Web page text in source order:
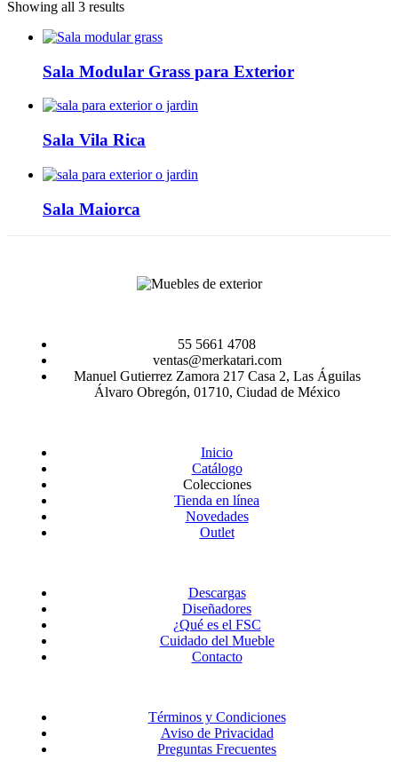
Showing all 3 results
Sala Modular Grass para Exterior
Sala Vila Rica
Sala Maiorca
55 5661 4708
ventas@merkatari.com
Manuel Gutierrez Zamora 217 Casa 2, Las Águilas
Álvaro Obregón, 01710, Ciudad de México
Inicio
Catálogo
Colecciones
Tienda en línea
Novedades
Outlet
Descargas
Diseñadores
¿Qué es el FSC
Cuidado del Mueble
Contacto
Términos y Condiciones
Aviso de Privacidad
Preguntas Frecuentes